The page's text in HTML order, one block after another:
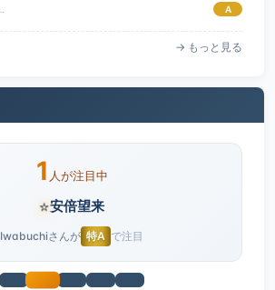
A
→ もっと見る
1 人が注目中
⭐安倍望来
Iwabuchiさんが 特A で注目